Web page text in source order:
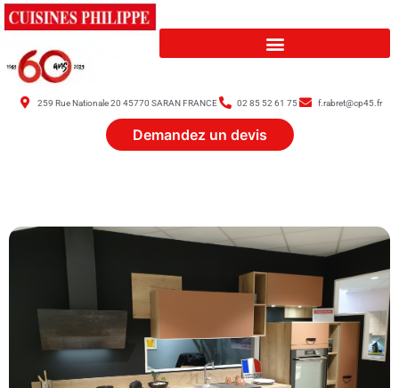
259 Rue Nationale 20 45770 SARAN FRANCE 02 85 52 61 75 f.rabret@cp45.fr
Demandez un devis